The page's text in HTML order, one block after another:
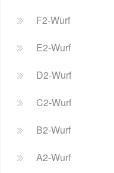
F2-Wurf
E2-Wurf
D2-Wurf
C2-Wurf
B2-Wurf
A2-Wurf